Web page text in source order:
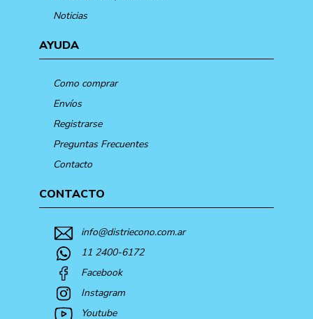
Noticias
AYUDA
Como comprar
Envíos
Registrarse
Preguntas Frecuentes
Contacto
CONTACTO
info@distriecono.com.ar
11 2400-6172
Facebook
Instagram
Youtube